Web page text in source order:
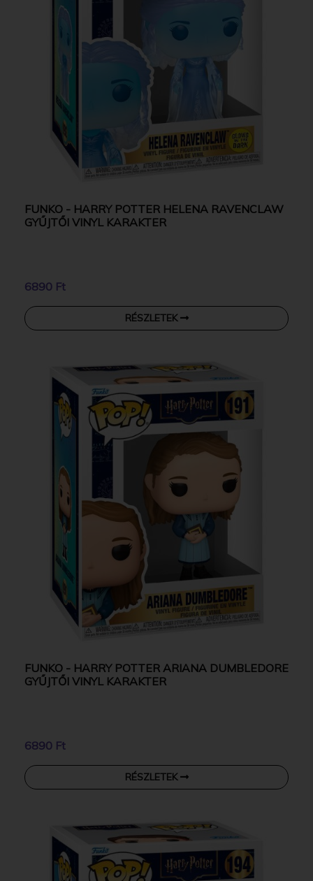
FUNKO - HARRY POTTER HELENA RAVENCLAW
GYŰJTŐI VINYL KARAKTER
6890 Ft
RÉSZLETEK
FUNKO - HARRY POTTER ARIANA DUMBLEDORE
GYŰJTŐI VINYL KARAKTER
6890 Ft
RÉSZLETEK